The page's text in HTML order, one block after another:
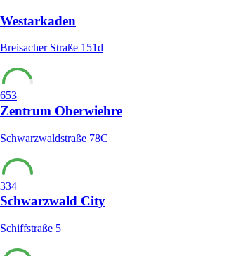
Westarkaden
Breisacher Straße 151d
653
Zentrum Oberwiehre
Schwarzwaldstraße 78C
334
Schwarzwald City
Schiffstraße 5